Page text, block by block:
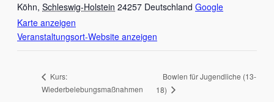
Köhn, Schleswig-Holstein 24257 Deutschland Google
Karte anzeigen
Veranstaltungsort-Website anzeigen
Kurs:
Wiederbelebungsmaßnahmen
Bowlen für Jugendliche (13-
18)